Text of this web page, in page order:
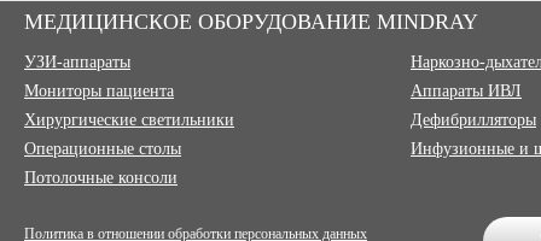
МЕДИЦИНСКОЕ ОБОРУДОВАНИЕ MINDRAY
УЗИ-аппараты
Мониторы пациента
Хирургические светильники
Операционные столы
Потолочные консоли
Наркозно-
Аппараты ИВЛ
Дефибрилляторы
Инфузионные и
Политика в отношении обработки персональных данных